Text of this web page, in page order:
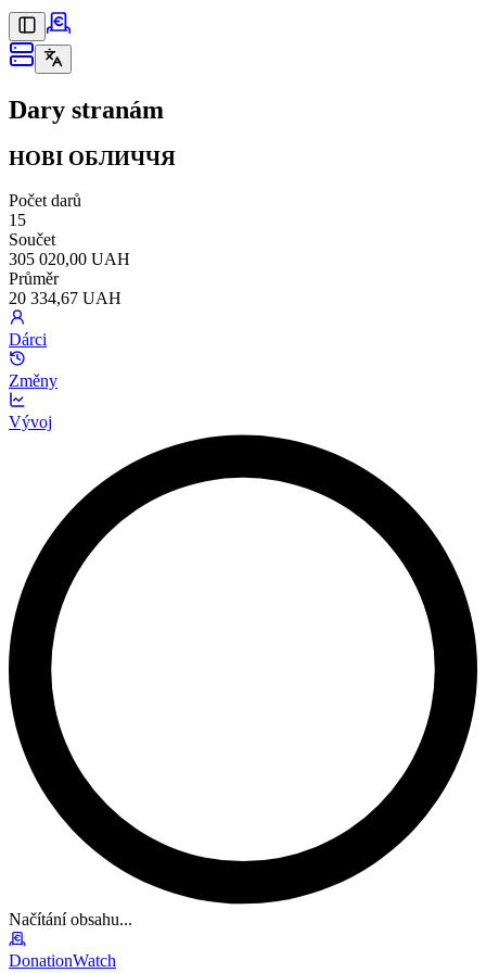
Dary stranám
НОВІ ОБЛИЧЧЯ
Počet darů
15
Součet
305 020,00 UAH
Průměr
20 334,67 UAH
Dárci
Změny
Vývoj
Načítání obsahu...
DonationWatch